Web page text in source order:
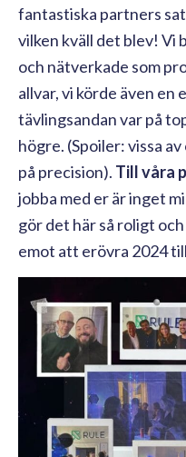
fantastiska partners
vilken kväll det blev! Vi
och nätverkade som
allvar, vi körde även en
tävlingsandan var på
högre. (Spoiler: vissa
på precision). Till våra
jobba med er är inget
gör det här så roligt
emot att erövra 2024